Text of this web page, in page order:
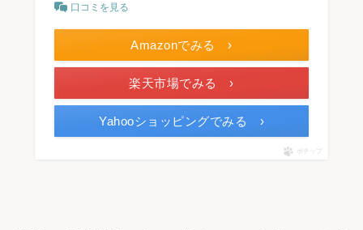
口コミを見る
Amazonでみる ›
楽天市場でみる ›
Yahooショッピングでみる ›
ポチップ